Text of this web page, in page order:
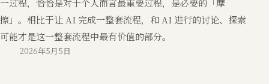
一过程，恰恰是对于个人而言最重要过程，是必要的「摩
擦」。相比于让 AI 完成一整套流程，和 AI 进行的讨论、探索
可能才是这一整套流程中最有价值的部分。
2026年5月5日